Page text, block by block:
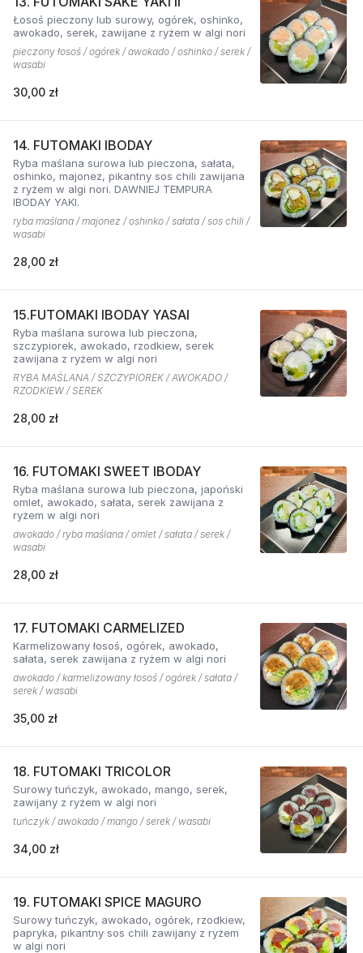
Łosoś pieczony lub surowy, ogórek, oshinko,
awokado, serek, zawijane z ryżem w algi nori
pieczony łosoś / ogórek / awokado / oshinko / serek /
wasabi
30,00 zł
14. FUTOMAKI IBODAY
Ryba maślana surowa lub pieczona, sałata,
oshinko, majonez, pikantny sos chili zawijana
z ryżem w algi nori. DAWNIEJ TEMPURA
IBODAY YAKI.
ryba maślana / majonez / oshinko / sałata / sos chili /
wasabi
28,00 zł
15.FUTOMAKI IBODAY YASAI
Ryba maślana surowa lub pieczona,
szczypiorek, awokado, rzodkiew, serek
zawijana z ryżem w algi nori
RYBA MAŚLANA / SZCZYPIOREK / AWOKADO /
RZODKIEW / SEREK
28,00 zł
16. FUTOMAKI SWEET IBODAY
Ryba maślana surowa lub pieczona, japoński
omlet, awokado, sałata, serek zawijana z
ryżem w algi nori
awokado / ryba maślana / omlet / sałata / serek /
wasabi
28,00 zł
17. FUTOMAKI CARMELIZED
Karmelizowany łosoś, ogórek, awokado,
sałata, serek zawijana z ryżem w algi nori
awokado / karmelizowany łosoś / ogórek / sałata /
serek / wasabi
35,00 zł
18. FUTOMAKI TRICOLOR
Surowy tuńczyk, awokado, mango, serek,
zawijany z ryżem w algi nori
tuńczyk / awokado / mango / serek / wasabi
34,00 zł
19. FUTOMAKI SPICE MAGURO
Surowy tuńczyk, awokado, ogórek, rzodkiew,
papryka, pikantny sos chili zawijany z ryżem
w algi nori